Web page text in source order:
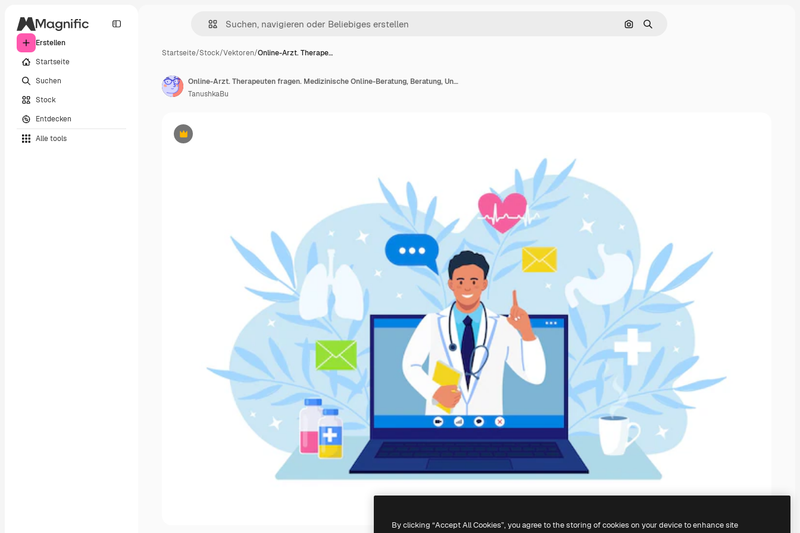
Erstellen
Startseite
Suchen
Stock
Entdecken
Alle tools
Nach Bild suchen
Suchen
Startseite/Stock/Vektoren/Online-Arzt. Therape…
Premium
Online-Arzt. Therapeuten fragen. Medizinische Online-Beratung, Beratung, Unterstützungsservice. Der Arzt führt die Diagnose über das Internet durch. Mann im weißen Kittel mit Stethoskop auf Laptop-Bildschirm
TanushkaBu
By clicking “Accept All Cookies”, you agree to the storing of cookies on your device to enhance site